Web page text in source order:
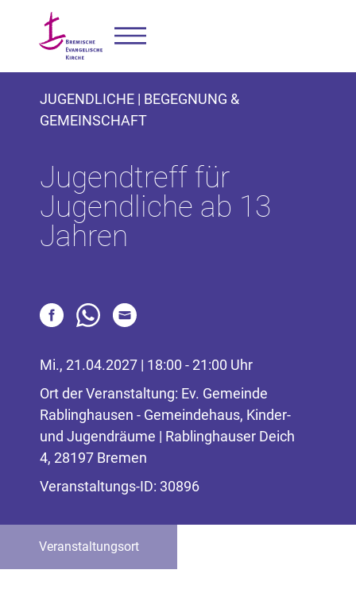
JUGENDLICHE | BEGEGNUNG &
GEMEINSCHAFT
Jugendtreff für
Jugendliche ab 13
Jahren
Mi., 21.04.2027 | 18:00 - 21:00 Uhr
Ort der Veranstaltung: Ev. Gemeinde
Rablinghausen - Gemeindehaus, Kinder-
und Jugendräume | Rablinghauser Deich
4, 28197 Bremen
Veranstaltungs-ID: 30896
Veranstaltungsort